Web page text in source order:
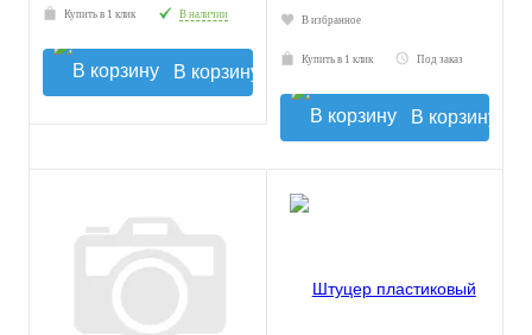
Купить в 1 клик В наличии
В корзину
В избранное
Купить в 1 клик Под заказ
В корзину